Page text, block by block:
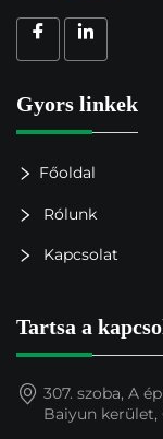
Gyors linkek
Főoldal
Rólunk
Kapcsolat
Tartsa a
307. szoba, A
Baiyun kerület,